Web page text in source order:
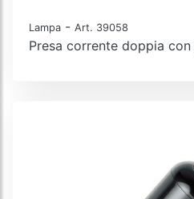
Lampa - Art. 39058
Presa corrente doppia